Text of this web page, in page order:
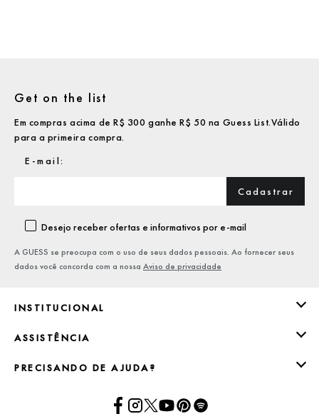
INSTITUCIONAL
ASSISTÊNCIA
PRECISANDO DE AJUDA?
Get on the list
Em compras acima de R$ 300 ganhe R$ 50 na Guess List.Válido
para a primeira compra.
Cadastrar
Desejo receber ofertas e informativos por e-mail
A GUESS se preocupa com o uso de seus dados pessoais. Ao fornecer seus
dados você concorda com a nossa Aviso de privacidade